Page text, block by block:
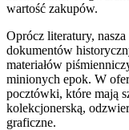
wartość zakupów.
Oprócz literatury,
dokumentów
materiałów
minionych epok. W
pocztówki, które mają
kolekcjonerską,
graficzne.